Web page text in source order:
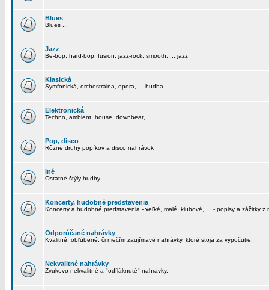
Blues
Blues ...
Jazz
Be-bop, hard-bop, fusion, jazz-rock, smooth, ... jazz
Klasická
Symfonická, orchestrálna, opera, ... hudba
Elektronická
Techno, ambient, house, downbeat, ...
Pop, disco
Rôzne druhy popíkov a disco nahrávok
Iné
Ostatné štýly hudby ...
Koncerty, hudobné predstavenia
Koncerty a hudobné predstavenia - veľké, malé, klubové, ... - popisy a zážitky z
Odporúčané nahrávky
Kvalitné, obľúbené, či niečím zaujímavé nahrávky, ktoré stoja za vypočutie.
Nekvalitné nahrávky
Zvukovo nekvalitné a "odfláknuté" nahrávky.